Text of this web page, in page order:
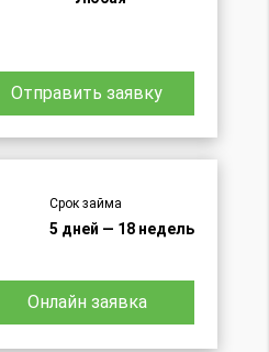
Отправить заявку
Срок займа
5 дней — 18 недель
Онлайн заявка